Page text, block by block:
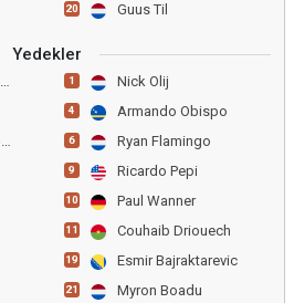
20 Guus Til
Yedekler
Alexandros Paschalakis
Alexios Kalogeropoulos
1 Nick Olij
4 Armando Obispo
6 Ryan Flamingo
9 Ricardo Pepi
10 Paul Wanner
11 Couhaib Driouech
19 Esmir Bajraktarevic
21 Myron Boadu